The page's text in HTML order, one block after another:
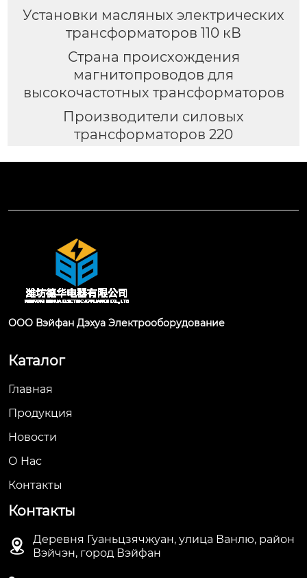
Установки масляных электрических
трансформаторов 110 кВ
Страна происхождения
магнитопроводов для
высокочастотных трансформаторов
Производители силовых
трансформаторов 220
ООО Вэйфан Дэхуа Электрооборудование
Каталог
Главная
Продукция
Новости
О Hас
Контакты
Контакты

Деревня Гуаньцзячжуан, улица Ванлю, район
Вэйчэн, город Вэйфан